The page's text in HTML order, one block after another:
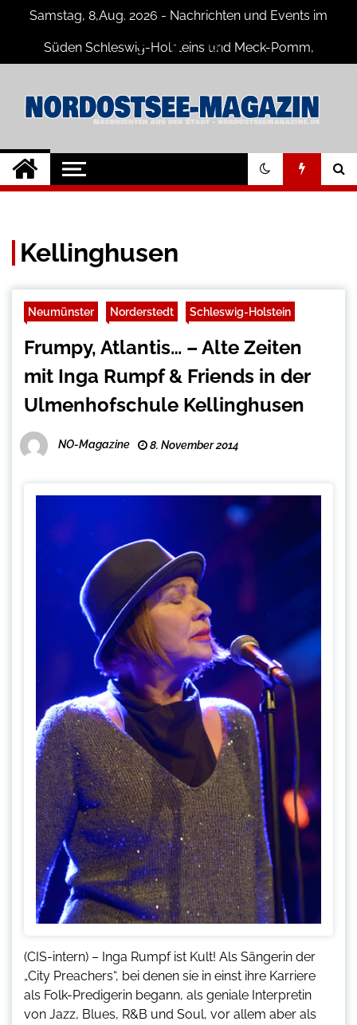
Samstag, 8,Aug. 2026 - Nachrichten und Events im
Süden Schleswig-Holsteins und Meck-Pomm,
Nord-Ostsee-
Magazine Blog
Der Blog der Nord-Ostsee Magazine
Kellinghusen
Neumünster Norderstedt Schleswig-Holstein
Frumpy, Atlantis… – Alte Zeiten
mit Inga Rumpf & Friends in der
Ulmenhofschule Kellinghusen
NO-Magazine 8. November 2014
(CIS-intern) – Inga Rumpf ist Kult! Als Sängerin der
„City Preachers“, bei denen sie in einst ihre Karriere
als Folk-Predigerin begann, als geniale Interpretin
von Jazz, Blues, R&B und Soul, vor allem aber als